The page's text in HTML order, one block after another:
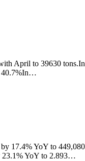
April to 39630
40.7%In…
17.4% YoY to
23.1% YoY to 2.893…